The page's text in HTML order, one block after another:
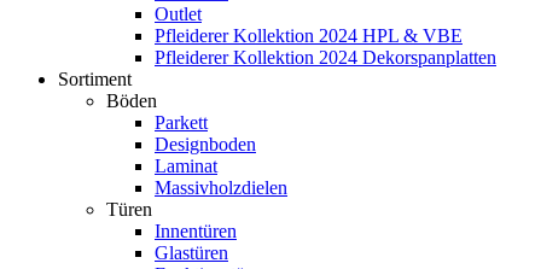
Outlet
Pfleiderer Kollektion 2024 HPL & VBE
Pfleiderer Kollektion 2024 Dekorspanplatten
Sortiment
Böden
Parkett
Designboden
Laminat
Massivholzdielen
Türen
Innentüren
Glastüren